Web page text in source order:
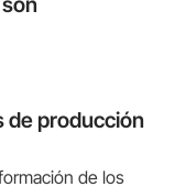
de producción
de los